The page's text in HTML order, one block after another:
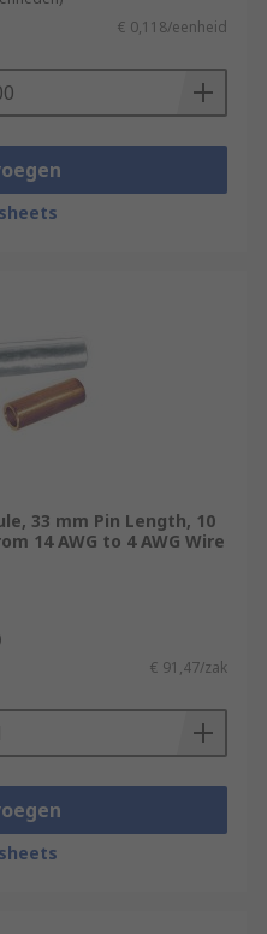
€ 0,118/eenheid
33 mm Pin Length, 10
14 AWG to 4 AWG Wire
€ 91,47/zak